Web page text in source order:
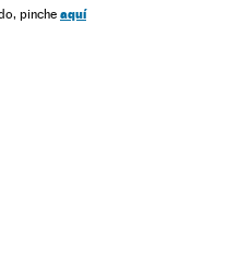
pinche aquí